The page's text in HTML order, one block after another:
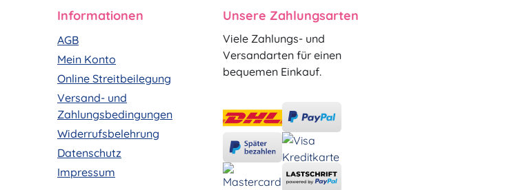
Informationen
AGB
Mein Konto
Online Streitbeilegung
Versand- und
Zahlungsbedingungen
Widerrufsbelehrung
Datenschutz
Impressum
Unsere Zahlungsarten
Viele Zahlungs- und
Versandarten für einen
bequemen Einkauf.